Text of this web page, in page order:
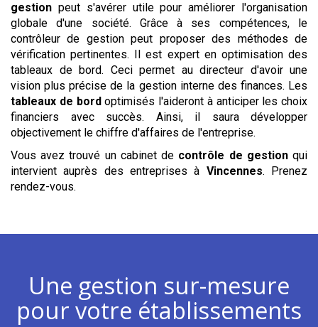
gestion peut s'avérer utile pour améliorer l'organisation
globale d'une société. Grâce à ses compétences, le
contrôleur de gestion peut proposer des méthodes de
vérification pertinentes. Il est expert en optimisation des
tableaux de bord. Ceci permet au directeur d'avoir une
vision plus précise de la gestion interne des finances. Les
tableaux de bordoptimisés l'aideront à anticiper les choix
financiers avec succès. Ainsi, il saura développer
objectivement le chiffre d'affaires de l'entreprise.
Vous avez trouvé un cabinet de contrôle de gestionqui
intervient auprès des entreprises à Vincennes. Prenez
rendez-vous.
Une gestion sur-mesure
pour votre établissements